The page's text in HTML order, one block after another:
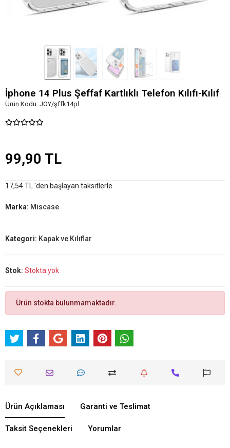
İphone 14 Plus Şeffaf Kartlıklı Telefon Kılıfı-Kılıf
Ürün Kodu: JOY/şffk14pl
99,90 TL
17,54 TL 'den başlayan taksitlerle
Marka: Miscase
Kategori: Kapak ve Kılıflar
Stok: Stokta yok
Ürün stokta bulunmamaktadır.
Ürün Açıklaması Garanti ve Teslimat
Taksit Seçenekleri Yorumlar